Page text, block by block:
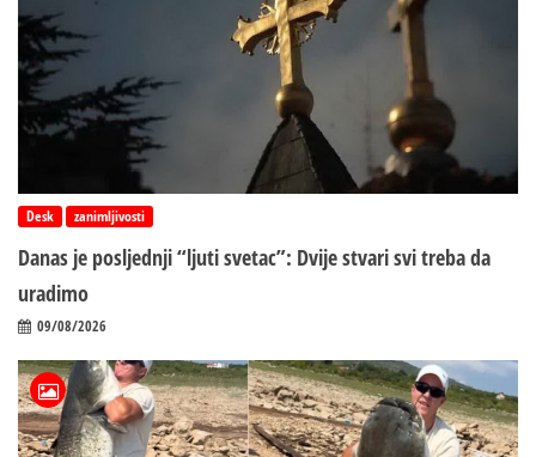
Desk zanimljivosti
Danas je posljednji “ljuti svetac”: Dvije stvari svi treba da
uradimo
09/08/2026